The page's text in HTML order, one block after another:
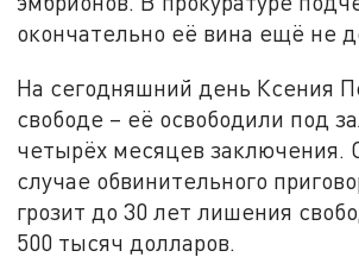
окончательно её вина ещё не
На сегодняшний день Ксения
свободе – её освободили под
четырёх месяцев заключения.
случае обвинительного
грозит до 30 лет лишения
500 тысяч долларов.